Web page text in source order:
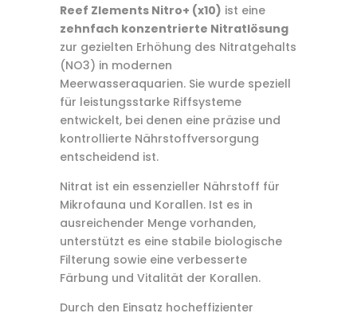
Reef Zlements Nitro+ (x10) ist eine
zehnfach konzentrierte Nitratlösung
zur gezielten Erhöhung des Nitratgehalts
(NO3) in modernen
Meerwasseraquarien. Sie wurde speziell
für leistungsstarke Riffsysteme
entwickelt, bei denen eine präzise und
kontrollierte Nährstoffversorgung
entscheidend ist.
Nitrat ist ein essenzieller Nährstoff für
Mikrofauna und Korallen. Ist es in
ausreichender Menge vorhanden,
unterstützt es eine stabile biologische
Filterung sowie eine verbesserte
Färbung und Vitalität der Korallen.
Durch den Einsatz hocheffizienter